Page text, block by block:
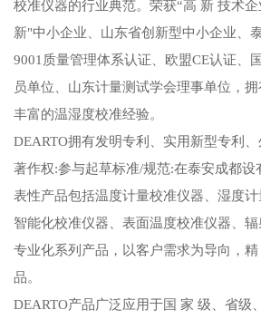
校准仪器的行业典范。荣获“高 新 技术
新"中小企业、山东省创新型中小企业、
9001质量管理体系认证、欧盟CE认证、
员单位、山东计量测试学会理事单位，
丰富的温湿度校准经验。
DEARTO拥有发明专利、实用新型专利
著作权:参与起草标准/规范:在泰安成都
表性产品包括温度计量校准仪器、湿度
智能化校准仪器、表面温度校准仪器、
专业化系列产品，以客户需求为导向，
品。
DEARTO产品广泛应用于国 家 级、省级